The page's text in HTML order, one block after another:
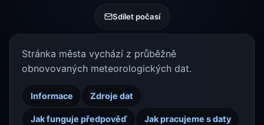
Sdílet počasí
Stránka města vychází z průběžně
obnovovaných meteorologických dat.
Informace Zdroje dat
Jak funguje předpověď Jak pracujeme s daty